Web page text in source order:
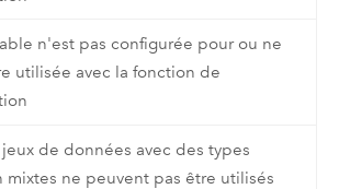
n'est pas configurée pour ou ne
utilisée avec la fonction de
de données avec des types
mixtes ne peuvent pas être utilisés